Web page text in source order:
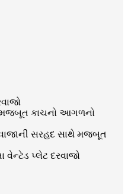
મજબૂત કાચનો આગળનો
સરહદ સાથે મજબૂત
વેન્ટેડ પ્લેટ દરવાજો